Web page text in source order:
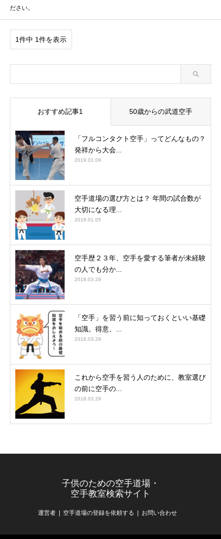
ださい。
1件中 1件を表示
おすすめ記事1 50歳からの武道空手
「フルコンタクト空手」ってどんなもの？
発祥から大会...
2019.01.09
空手道場の選び方とは？ 年間の試合数が
大切になる理...
2019.01.05
空手歴２３年、空手を愛する筆者が未経験
の人でも分か...
2018.03.29
「空手」を習う前に知っておくといい基礎
知識。得意、...
2018.03.29
これから空手を習う人のために、教室選び
の前に空手の...
2018.03.29
子供のための空手道場・
空手教室検索サイト
運営者 空手道場の登録を依頼する お問い合わせ